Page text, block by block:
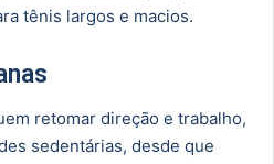
tênis largos e macios.
retomar direção e trabalho,
sedentárias, desde que